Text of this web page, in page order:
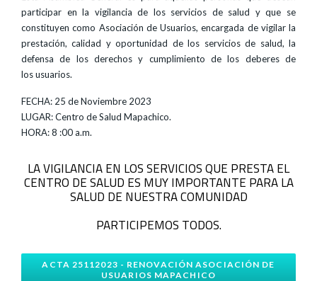
participar en la vigilancia de los servicios de salud y que se
constituyen como Asociación de Usuarios, encargada de vigilar la
prestación, calidad y oportunidad de los servicios de salud, la
defensa de los derechos y cumplimiento de los deberes de
los usuarios.
FECHA: 25 de Noviembre 2023
LUGAR: Centro de Salud Mapachico.
HORA: 8 :00 a.m.
LA VIGILANCIA EN LOS SERVICIOS QUE PRESTA EL
CENTRO DE SALUD ES MUY IMPORTANTE PARA LA
SALUD DE NUESTRA COMUNIDAD
PARTICIPEMOS TODOS.
ACTA 25112023 - RENOVACIÓN ASOCIACIÓN DE
USUARIOS MAPACHICO